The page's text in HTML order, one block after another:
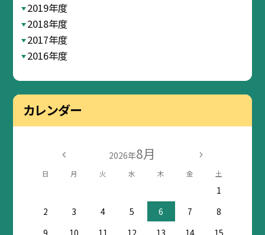
2019年度
2018年度
2017年度
2016年度
カレンダー
2026年8月
日 月 火 水 木 金 土
1
2
3 4 5 6 7
8
9
10 11 12 13 14
15